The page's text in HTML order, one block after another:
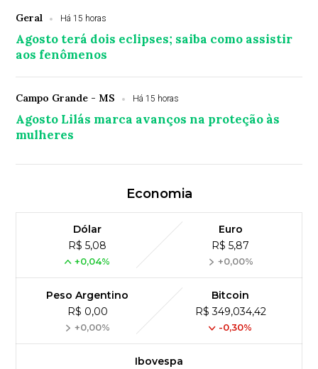
Geral Há 15 horas
Agosto terá dois eclipses; saiba como assistir
aos fenômenos
Campo Grande - MS Há 15 horas
Agosto Lilás marca avanços na proteção às
mulheres
Economia
Dólar
R$ 5,08
+0,04%
Euro
R$ 5,87
+0,00%
Peso Argentino
R$ 0,00
+0,00%
Bitcoin
R$ 349,034,42
-0,30%
Ibovespa